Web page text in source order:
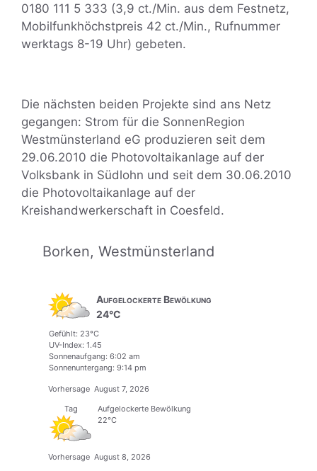
0180 111 5 333 (3,9 ct./Min. aus dem Festnetz,
Mobilfunkhöchstpreis 42 ct./Min., Rufnummer
werktags 8-19 Uhr) gebeten.
Die nächsten beiden Projekte sind ans Netz
gegangen: Strom für die SonnenRegion
Westmünsterland eG produzieren seit dem
29.06.2010 die Photovoltaikanlage auf der
Volksbank in Südlohn und seit dem 30.06.2010
die Photovoltaikanlage auf der
Kreishandwerkerschaft in Coesfeld.
Borken, Westmünsterland
Aufgelockerte Bewölkung
24°C
Gefühlt: 23°C
UV-Index: 1.45
Sonnenaufgang: 6:02 am
Sonnenuntergang: 9:14 pm
Vorhersage August 7, 2026
Tag
Aufgelockerte Bewölkung
22°C
Vorhersage August 8, 2026